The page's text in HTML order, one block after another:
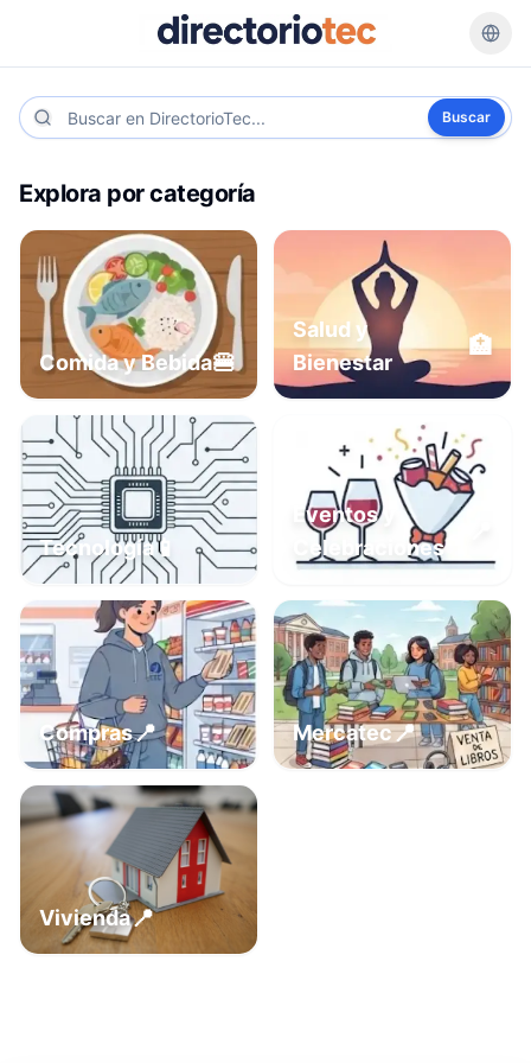
Buscar
Explora por categoría
Comida y Bebida🍔
Salud y
Bienestar
🏥
Tecnología📱
Eventos y
Celebraciones
Compras📍 Mercatec📍
Vivienda📍